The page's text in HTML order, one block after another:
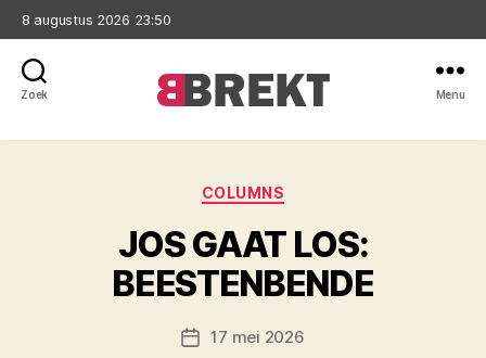
8 augustus 2026 23:50
Zoek Menu
Categorieën
COLUMNS
JOS GAAT LOS:
BEESTENBENDE
Berichtdatum
17 mei 2026